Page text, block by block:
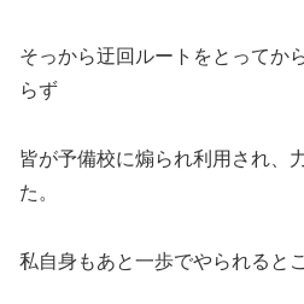
そっから迂回ルートをとってか
らず
皆が予備校に煽られ利用され、
た。
私自身もあと一歩でやられると